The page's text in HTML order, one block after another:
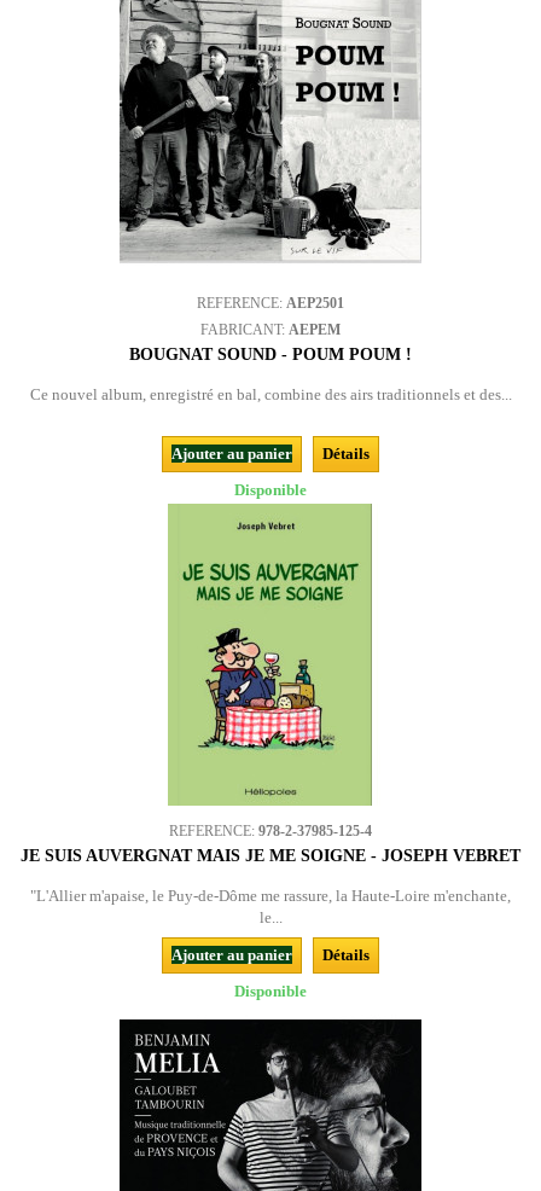
REFERENCE: AEP2501
FABRICANT: AEPEM
BOUGNAT SOUND - POUM POUM !
Ce nouvel album, enregistré en bal, combine des airs traditionnels et des...
Ajouter au panier
Détails
Disponible
REFERENCE: 978-2-37985-125-4
JE SUIS AUVERGNAT MAIS JE ME SOIGNE - JOSEPH VEBRET
"L'Allier m'apaise, le Puy-de-Dôme me rassure, la Haute-Loire m'enchante,
le...
Ajouter au panier
Détails
Disponible